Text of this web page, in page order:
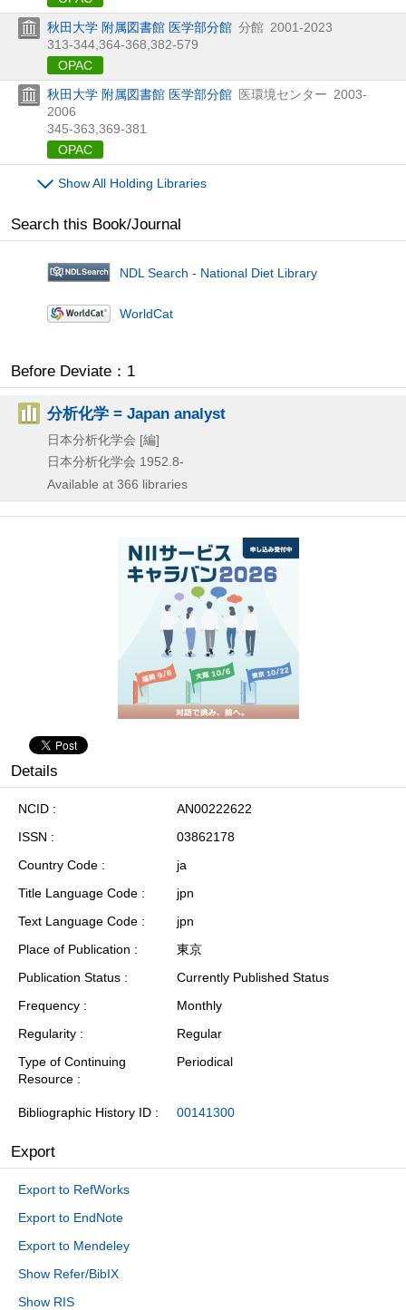
秋田大学 附属図書館 医学部分館 分館 2001-2023
313-344, 364-368, 382-579
OPAC
秋田大学 附属図書館 医学部分館 医環境センター 2003-
2006
345-363, 369-381
OPAC
Show All Holding Libraries
Search this Book/Journal
NDL Search - National Diet Library
WorldCat
Before Deviate：1
分析化学 = Japan analyst
日本分析化学会 [編]
日本分析化学会 1952.8-
Available at 366 libraries
Details
NCID
AN00222622
ISSN
03862178
Country Code
ja
Title Language Code
jpn
Text Language Code
jpn
Place of Publication
東京
Publication Status
Currently Published Status
Frequency
Monthly
Regularity
Regular
Type of Continuing
Resource
Periodical
Bibliographic History ID 00141300
Export
Export to RefWorks
Export to EndNote
Export to Mendeley
Show Refer/BibIX
Show RIS